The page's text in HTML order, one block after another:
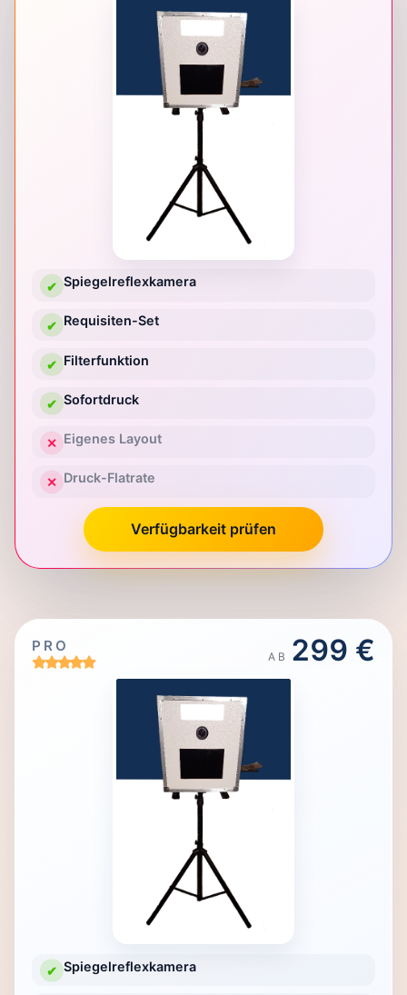
✔ Spiegelreflexkamera
✔ Requisiten-Set
✔ Filterfunktion
✔ Sofortdruck
✕ Eigenes Layout
✕ Druck-Flatrate
Verfügbarkeit prüfen
PRO
AB 299 €
✔ Spiegelreflexkamera